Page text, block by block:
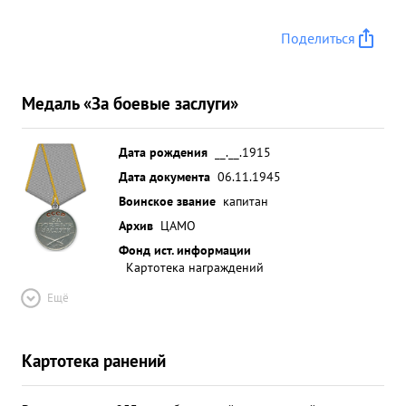
имеет. Тактическая подготовка хорошая.
подготовку начальникродине летных кадров для
фронта достоин ПРЕДАН.- ВЫВОД: ...»
Поделиться
Медаль «За боевые заслуги»
Дата рождения
__.__.1915
Дата документа 06.11.1945
Воинское звание капитан
Архив ЦАМО
Фонд ист. информации
Картотека награждений
Ещё
Картотека ранений